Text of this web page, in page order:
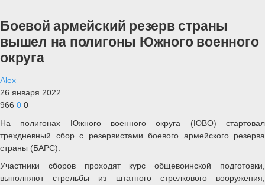
Боевой армейский резерв страны
вышел на полигоны Южного военного
округа
Alex
26 января 2022
966 0 0
На полигонах Южного военного округа (ЮВО) стартовал
трехдневный сбор с резервистами боевого армейского резерва
страны (БАРС).
Участники сборов проходят курс общевоинской подготовки,
выполняют стрельбы из штатного стрелкового вооружения,